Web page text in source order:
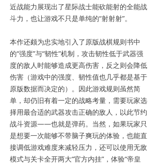
近战能力展现出了星际战士能砍能射的全能战
斗力，也让游戏不只是单纯的“射射射”。
本作还颇为忠实地引入了原版战棋规则书中
的“强度”与“韧性”机制，攻击韧性低于武器强
度的敌人时能够造成更高伤害，反之则会降低
伤害（游戏中的强度、韧性值也几乎都是基于
原版数据而决定的）。因此游戏规则虽然简
单，却仍旧有着一定的战略考量，需要玩家选
择用最合适的武器攻击正确的敌人，以此节约
战斗资源——也就是弹药。当然，如果玩家只
是想要一次能够不带脑子爽玩的体验，也能直
接调低游戏难度来减轻压力，还可以使用无敌
模式与关卡全开两大“官方内挂”，体验“帝皇